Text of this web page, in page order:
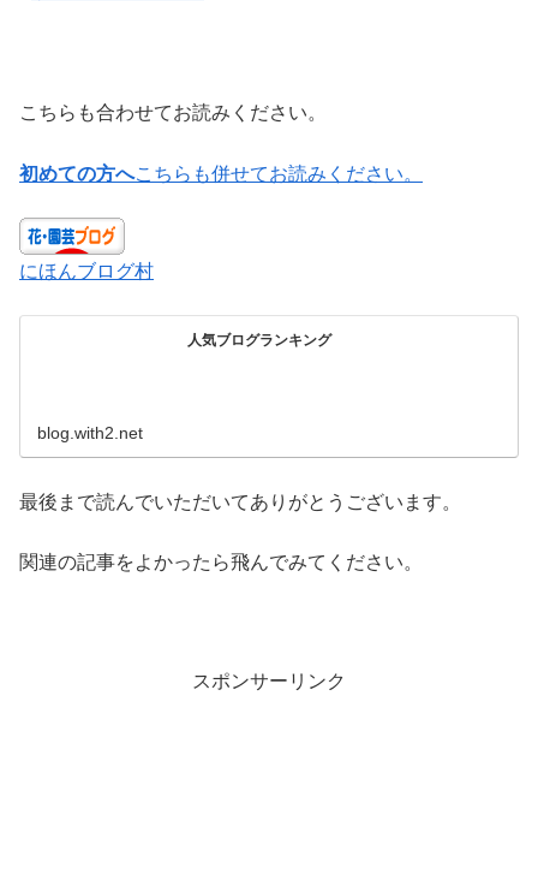
こちらも合わせてお読みください。
初めての方へこちらも併せてお読みください。
にほんブログ村
人気ブログランキング
blog.with2.net
最後まで読んでいただいてありがとうございます。
関連の記事をよかったら飛んでみてください。
スポンサーリンク